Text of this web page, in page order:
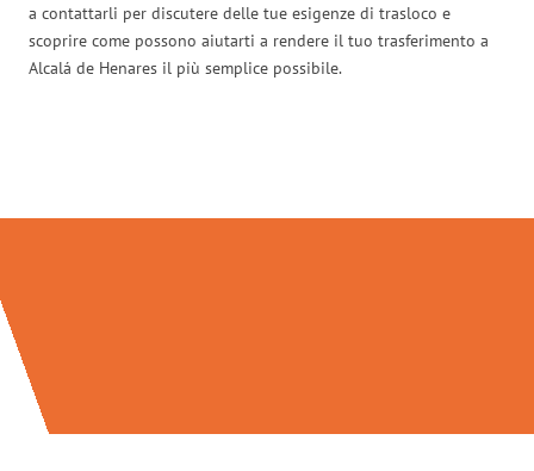
a contattarli per discutere delle tue esigenze di trasloco e
scoprire come possono aiutarti a rendere il tuo trasferimento a
Alcalá de Henares il più semplice possibile.